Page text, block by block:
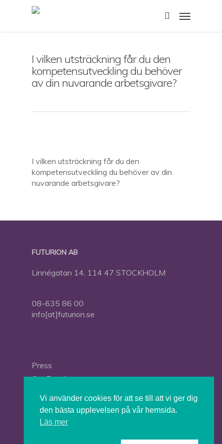
search
Menu
I vilken utsträckning får du den
kompetensutveckling du behöver
av din nuvarande arbetsgivare?
I vilken utsträckning får du den
kompetensutveckling du behöver av din
nuvarande arbetsgivare?
FUTURION AB
Linnégatan 14, 114 47 STOCKHOLM
08-635 86 00
info[at]futurion.se
Press
Om Futurion
Vi använder cookies för att se till att vi ger dig
den bästa upplevelsen på vår hemsida.
Läs mer